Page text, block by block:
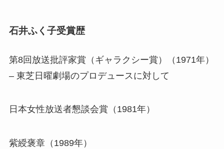
石井ふく子受賞歴
第8回放送批評家賞（ギャラクシー賞）（1971年）
– 東芝日曜劇場のプロデュースに対して
日本女性放送者懇談会賞（1981年）
紫綬褒章（1989年）